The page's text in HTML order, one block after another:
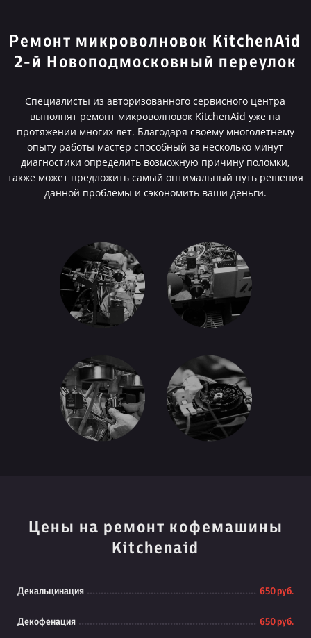
Ремонт микроволновок KitchenAid
2-й Новоподмосковный переулок
Специалисты из авторизованного сервисного центра
выполнят ремонт микроволновок KitchenAid уже на
протяжении многих лет. Благодаря своему многолетнему
опыту работы мастер способный за несколько минут
диагностики определить возможную причину поломки,
также может предложить самый оптимальный путь решения
данной проблемы и сэкономить ваши деньги.
Цены на ремонт кофемашины
Kitchenaid
Декальцинация 650 руб.
Декофенация 650 руб.